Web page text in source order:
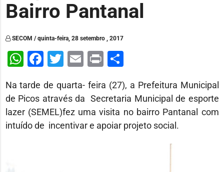
Bairro Pantanal
SECOM / quinta-feira, 28 setembro , 2017
WhatsApp
Facebook
Twitter
Email
PrintShare
Na tarde de quarta- feira (27), a Prefeitura Municipal
de Picos através da Secretaria Municipal de esporte
lazer (SEMEL)fez uma visita no bairro Pantanal com
intuído de incentivar e apoiar projeto social.